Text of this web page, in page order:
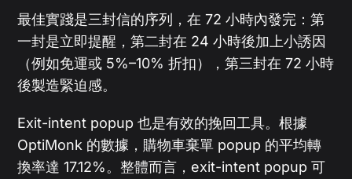
最佳實踐是三封信的序列，在 72 小時內發完：第
一封是立即提醒，第二封在 24 小時後加上小誘因
（例如免運或 5%–10% 折扣），第三封在 72 小時
後製造緊迫感。
Exit-intent popup 也是有效的挽回工具。根據
OptiMonk 的數據，購物車棄單 popup 的平均轉
換率達 17.12%。整體而言，exit-intent popup 可